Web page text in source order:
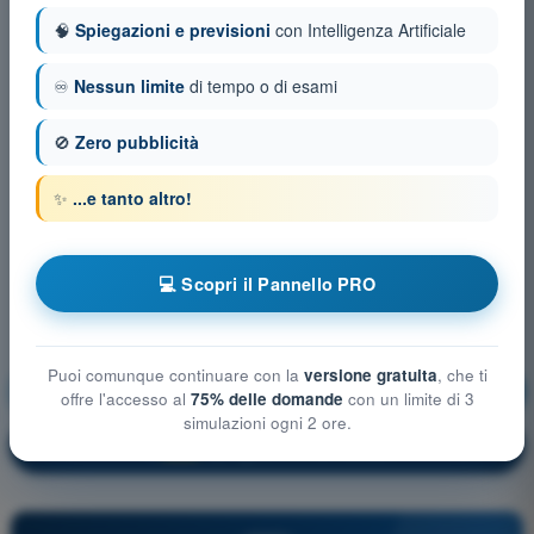
Procedure operative Allenamento!
🧠 Spiegazioni e previsioni con Intelligenza Artificiale
♾️ Nessun limite di tempo o di esami
🚫 Zero pubblicità
✨ ...e tanto altro!
💻 Scopri il Pannello PRO
Puoi comunque continuare con la versione gratuita, che ti
offre l'accesso al 75% delle domande con un limite di 3
simulazioni ogni 2 ore.